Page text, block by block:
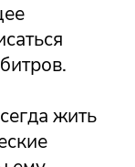
жить